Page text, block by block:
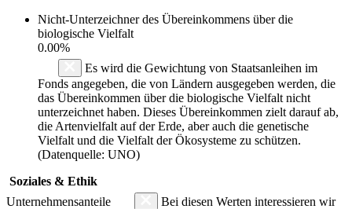
Nicht-Unterzeichner des Übereinkommens über die
biologische Vielfalt
0.00%
Es wird die Gewichtung von Staatsanleihen im
Fonds angegeben, die von Ländern ausgegeben werden, die
das Übereinkommen über die biologische Vielfalt nicht
unterzeichnet haben. Dieses Übereinkommen zielt darauf ab,
die Artenvielfalt auf der Erde, aber auch die genetische
Vielfalt und die Vielfalt der Ökosysteme zu schützen.
(Datenquelle: UNO)
Soziales & Ethik
Unternehmensanteile
Bei diesen Werten interessieren wir